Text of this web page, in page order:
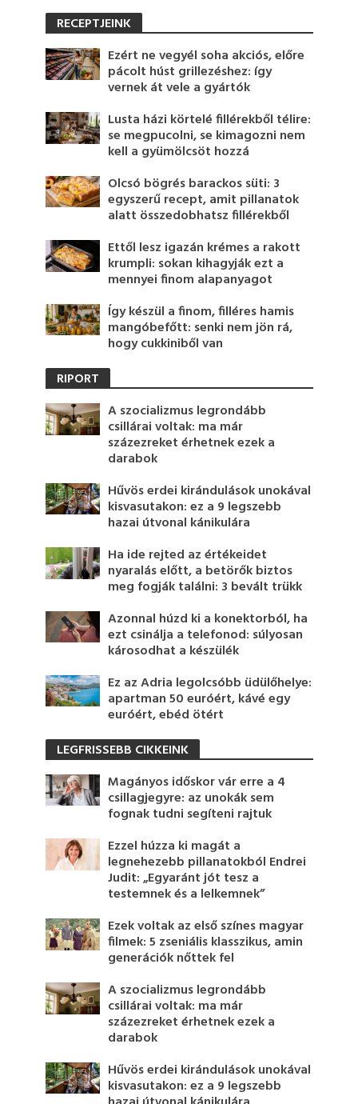
RECEPTJEINK
Ezért ne vegyél soha akciós, előre
pácolt húst grillezéshez: így
vernek át vele a gyártók
Lusta házi körtelé fillérekből télire:
se megpucolni, se kimagozni nem
kell a gyümölcsöt hozzá
Olcsó bögrés barackos süti: 3
egyszerű recept, amit pillanatok
alatt összedobhatsz fillérekből
Ettől lesz igazán krémes a rakott
krumpli: sokan kihagyják ezt a
mennyei finom alapanyagot
Így készül a finom, filléres hamis
mangóbefőtt: senki nem jön rá,
hogy cukkiniből van
RIPORT
A szocializmus legrondább
csillárai voltak: ma már
százezreket érhetnek ezek a
darabok
Hűvös erdei kirándulások unokával
kisvasutakon: ez a 9 legszebb
hazai útvonal kánikulára
Ha ide rejted az értékeidet
nyaralás előtt, a betörők biztos
meg fogják találni: 3 bevált trükk
Azonnal húzd ki a konektorból, ha
ezt csinálja a telefonod: súlyosan
károsodhat a készülék
Ez az Adria legolcsóbb üdülőhelye:
apartman 50 euróért, kávé egy
euróért, ebéd ötért
LEGFRISSEBB CIKKEINK
Magányos időskor vár erre a 4
csillagjegyre: az unokák sem
fognak tudni segíteni rajtuk
Ezzel húzza ki magát a
legnehezebb pillanatokból Endrei
Judit: „Egyaránt jót tesz a
testemnek és a lelkemnek”
Ezek voltak az első színes magyar
filmek: 5 zseniális klasszikus, amin
generációk nőttek fel
A szocializmus legrondább
csillárai voltak: ma már
százezreket érhetnek ezek a
darabok
Hűvös erdei kirándulások unokával
kisvasutakon: ez a 9 legszebb